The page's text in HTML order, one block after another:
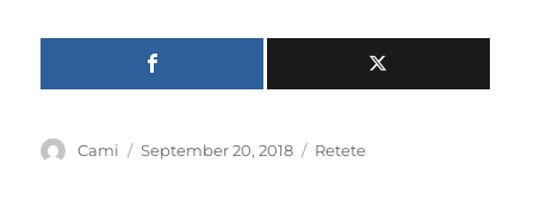
Author
Cami
Posted
September 20, 2018 Categories
Retete